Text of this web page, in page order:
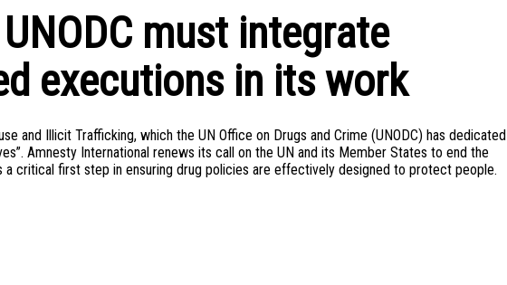
must integrate
executions in its work
and Illicit Trafficking, which the UN Office on Drugs and Crime (UNODC) has dedicated
Amnesty International renews its call on the UN and its Member States to end the
critical first step in ensuring drug policies are effectively designed to protect people.